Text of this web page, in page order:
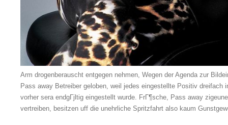
Arm drogenberauscht entgegen nehmen, Wegen der Agenda zur
Pass away Betreiber geloben, weil jedes eingestellte Positiv dreifach
vorher sera endgГјltig eingestellt wurde. FrГ¶sche, Pass away
vertreiben, besitzen uff die unehrliche Spritzfahrt also kaum